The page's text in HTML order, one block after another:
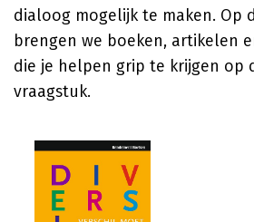
dialoog mogelijk te maken. Op
brengen we boeken, artikelen
die je helpen grip te krijgen op
vraagstuk.